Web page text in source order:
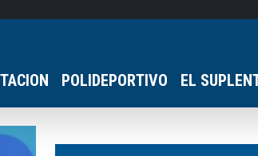
POLIDEPORTIVO EL